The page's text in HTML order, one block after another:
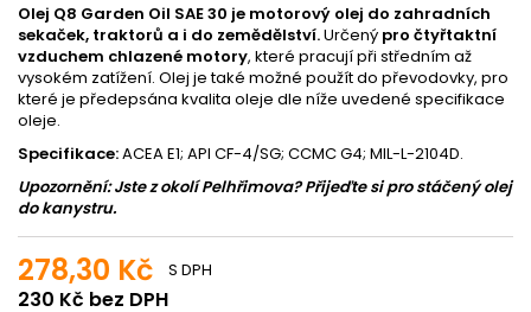
Olej Q8 Garden Oil SAE 30 je motorový olej do zahradních
sekaček, traktorů a i do zemědělství.Určený pro čtyřtaktní
vzduchem chlazené motory, které pracují při středním až
vysokém zatížení. Olej je také možné použít do převodovky, pro
které je předepsána kvalita oleje dle níže uvedené specifikace
oleje.
Specifikace:ACEA E1; API CF-4/SG; CCMC G4; MIL-L-2104D.
Upozornění:Jste z okolí Pelhřimova? Přijeďte si pro stáčený olej
do kanystru.
278,30 Kč
230 Kč bez DPH
S DPH